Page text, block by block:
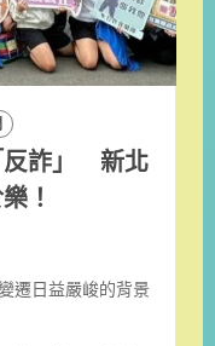
反詐」 新北
！
遷日益嚴峻的背景